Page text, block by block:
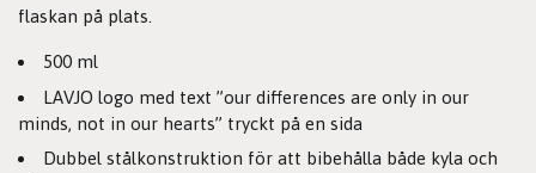
flaskan på plats.
500 ml
LAVJO logo med text ”our differences are only in our
minds, not in our hearts” tryckt på en sida
Dubbel stålkonstruktion för att bibehålla både kyla och